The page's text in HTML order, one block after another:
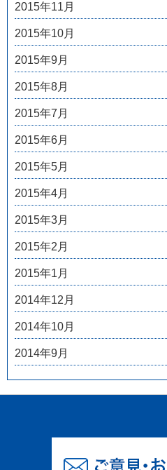
2015年11月
2015年10月
2015年9月
2015年8月
2015年7月
2015年6月
2015年5月
2015年4月
2015年3月
2015年2月
2015年1月
2014年12月
2014年10月
2014年9月